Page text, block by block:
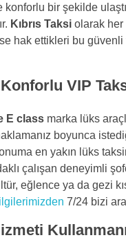
konforlu bir şekilde
Kıbrıs Taksi olarak her
hak ettikleri bu
VIP
E class marka lüks
boyunca
en yakın lüks
çalışan deneyimli
eğlence ya da gezi
7/24 bizi